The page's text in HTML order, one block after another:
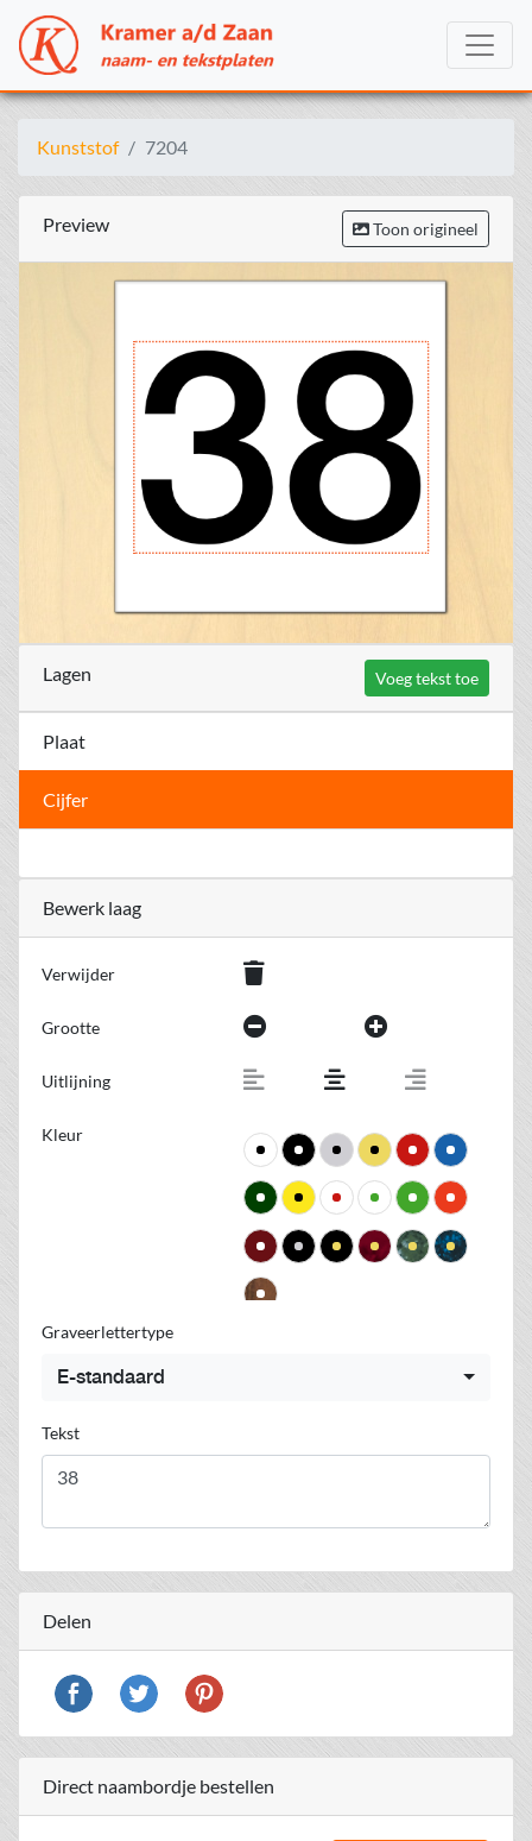
Kunststof 7204
Preview Toon origineel
Lagen Voeg tekst toe
Plaat
Cijfer
Bewerk laag
Verwijder
Grootte
Uitlijning
Kleur
Graveerlettertype
E-standaard
Tekst
Delen
Direct naambordje bestellen